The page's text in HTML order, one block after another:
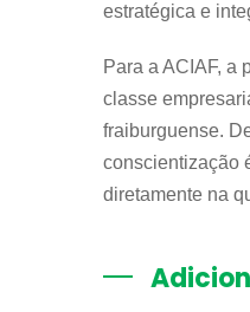
estratégica e
Para a ACIAF, a
classe
fraiburguense.
conscientização
diretamente na